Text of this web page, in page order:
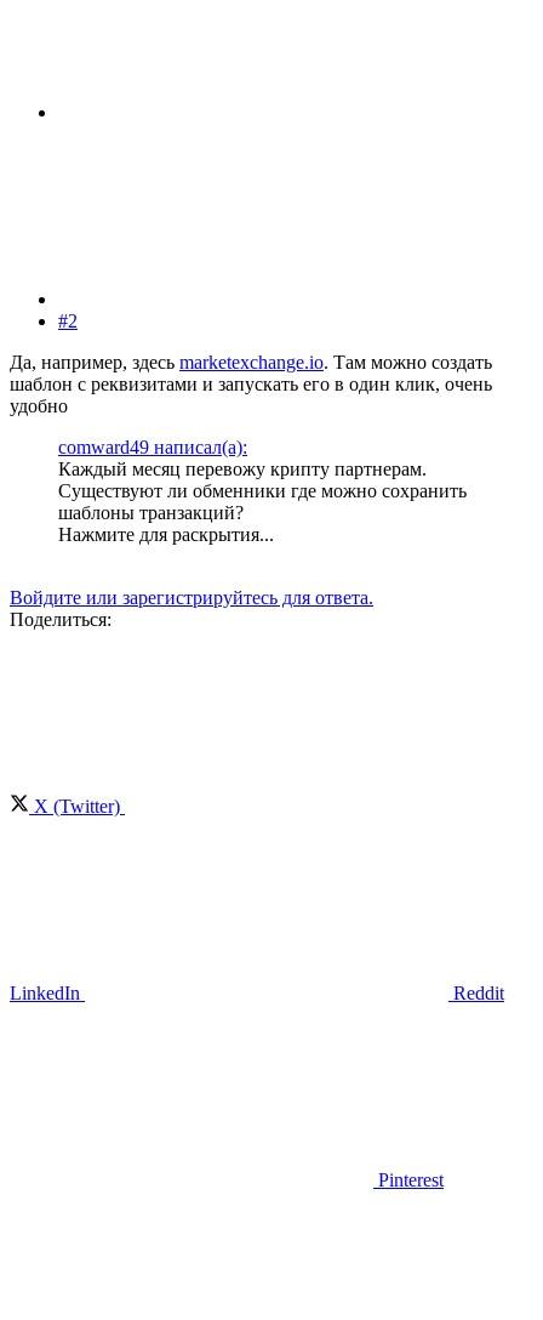
#2
Да, например, здесь marketexchange.io. Там можно создать
шаблон с реквизитами и запускать его в один клик, очень
удобно
comward49 написал(а):
Каждый месяц перевожу крипту партнерам.
Существуют ли обменники где можно сохранить
шаблоны транзакций?
Нажмите для раскрытия...
Войдите или зарегистрируйтесь для ответа.
Поделиться:
X (Twitter)
LinkedIn Reddit
Pinterest